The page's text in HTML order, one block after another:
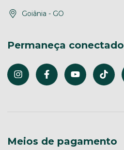
Goiânia - GO
Permaneça conectado
Meios de pagamento